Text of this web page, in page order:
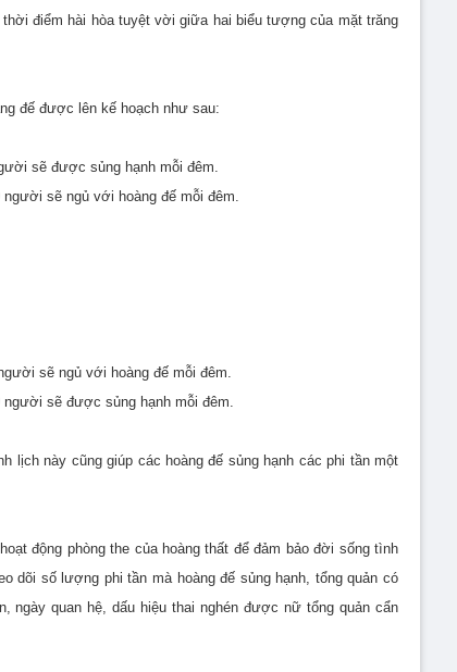
điểm hài hòa tuyệt vời giữa hai biểu tượng của mặt trăng
đế được lên kế hoạch như sau:
sẽ được sủng hạnh mỗi đêm.
sẽ ngủ với hoàng đế mỗi đêm.
sẽ ngủ với hoàng đế mỗi đêm.
sẽ được sủng hạnh mỗi đêm.
lịch này cũng giúp các hoàng đế sủng hạnh các phi tần một
động phòng the của hoàng thất để đảm bảo đời sống tình
dõi số lượng phi tần mà hoàng đế sủng hạnh, tổng quản có
ngày quan hệ, dấu hiệu thai nghén được nữ tổng quản cẩn